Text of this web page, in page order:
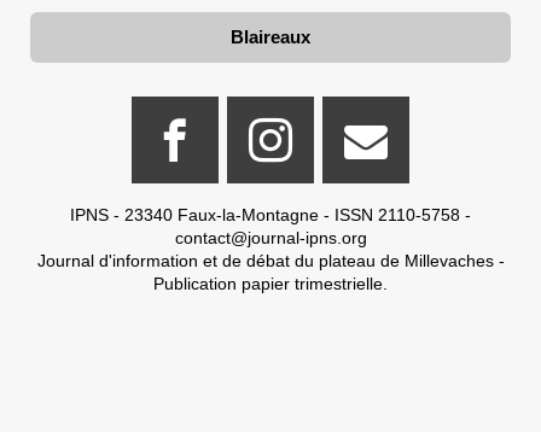
Blaireaux
IPNS - 23340 Faux-la-Montagne - ISSN 2110-5758 -
contact@journal-ipns.org
Journal d'information et de débat du plateau de Millevaches -
Publication papier trimestrielle.